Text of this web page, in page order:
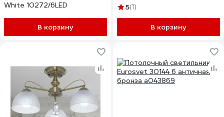
White 10272/6LED
В корзину
5(1)
В корзину